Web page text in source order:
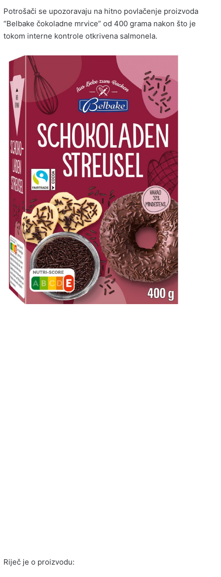
Potrošači se upozoravaju na hitno povlačenje proizvoda
“Belbake čokoladne mrvice” od 400 grama nakon što je
tokom interne kontrole otkrivena salmonela.
Riječ je o proizvodu: